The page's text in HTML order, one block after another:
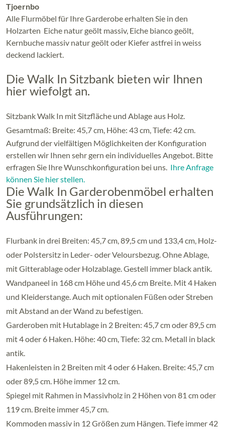
Tjoernbo
Alle Flurmöbel für Ihre Garderobe erhalten Sie in den
Holzarten Eiche natur geölt massiv, Eiche bianco geölt,
Kernbuche massiv natur geölt oder Kiefer astfrei in weiss
deckend lackiert.
Die Walk In Sitzbank bieten wir Ihnen
hier wiefolgt an.
Sitzbank Walk In mit Sitzfläche und Ablage aus Holz.
Gesamtmaß: Breite: 45,7 cm, Höhe: 43 cm, Tiefe: 42 cm.
Aufgrund der vielfältigen Möglichkeiten der Konfiguration
erstellen wir Ihnen sehr gern ein individuelles Angebot. Bitte
erfragen Sie Ihre Wunschkonfiguration bei uns. Ihre Anfrage
können Sie hier stellen.
Die Walk In Garderobenmöbel erhalten
Sie grundsätzlich in diesen
Ausführungen:
Flurbank in drei Breiten: 45,7 cm, 89,5 cm und 133,4 cm, Holz-
oder Polstersitz in Leder- oder Veloursbezug. Ohne Ablage,
mit Gitterablage oder Holzablage. Gestell immer black antik.
Wandpaneel in 168 cm Höhe und 45,6 cm Breite. Mit 4 Haken
und Kleiderstange. Auch mit optionalen Füßen oder Streben
mit Abstand an der Wand zu befestigen.
Garderoben mit Hutablage in 2 Breiten: 45,7 cm oder 89,5 cm
mit 4 oder 6 Haken. Höhe: 40 cm, Tiefe: 32 cm. Metall in black
antik.
Hakenleisten in 2 Breiten mit 4 oder 6 Haken. Breite: 45,7 cm
oder 89,5 cm. Höhe immer 12 cm.
Spiegel mit Rahmen in Massivholz in 2 Höhen von 81 cm oder
119 cm. Breite immer 45,7 cm.
Kommoden massiv in 12 Größen zum Hängen. Tiefe immer 42